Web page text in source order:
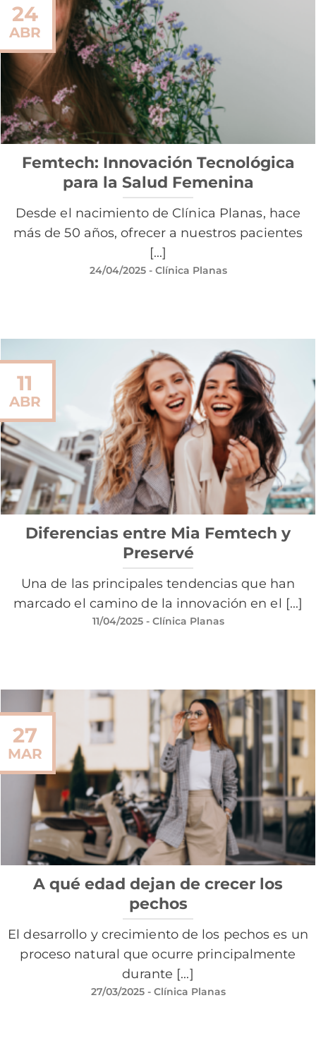
Femtech: Innovación Tecnológica
para la Salud Femenina
Desde el nacimiento de Clínica Planas, hace
más de 50 años, ofrecer a nuestros pacientes
[...]
24/04/2025- Clínica Planas
24
ABR
Diferencias entre Mia Femtech y
Preservé
Una de las principales tendencias que han
marcado el camino de la innovación en el [...]
11/04/2025- Clínica Planas
11
ABR
A qué edad dejan de crecer los
pechos
El desarrollo y crecimiento de los pechos es un
proceso natural que ocurre principalmente
durante [...]
27/03/2025- Clínica Planas
27
MAR